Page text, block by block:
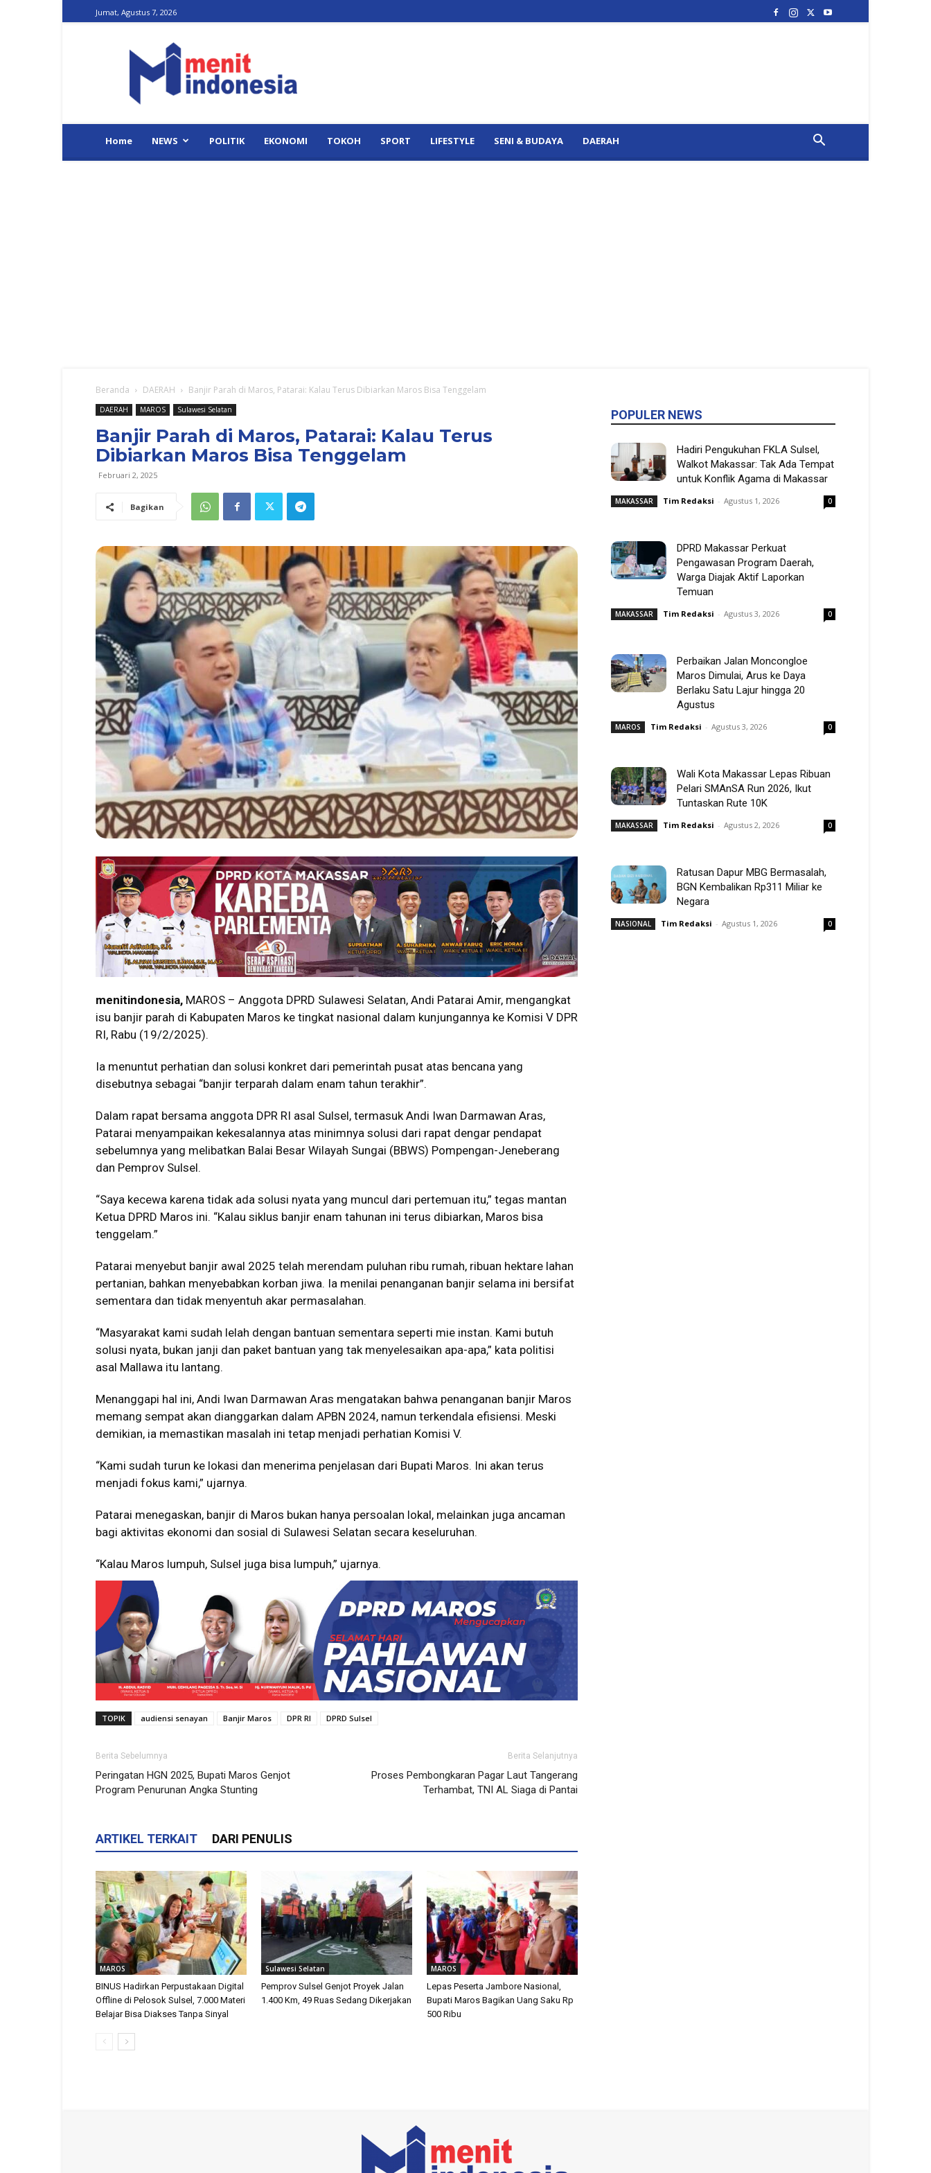
Jumat, Agustus 7, 2026
Indonesia
Home NEWS POLITIK EKONOMI TOKOH SPORT LIFESTYLE SENI & BUDAYA DAERAH
Beranda DAERAH Banjir Parah di Maros, Patarai: Kalau Terus Dibiarkan Maros Bisa Tenggelam
DAERAH MAROS Sulawesi Selatan
Banjir Parah di Maros, Patarai: Kalau Terus
Dibiarkan Maros Bisa Tenggelam
Februari 2, 2025
Bagikan
menitindonesia, MAROS – Anggota DPRD Sulawesi Selatan, Andi Patarai Amir, mengangkat
isu banjir parah di Kabupaten Maros ke tingkat nasional dalam kunjungannya ke Komisi V DPR
RI, Rabu (19/2/2025).
Ia menuntut perhatian dan solusi konkret dari pemerintah pusat atas bencana yang
disebutnya sebagai “banjir terparah dalam enam tahun terakhir”.
Dalam rapat bersama anggota DPR RI asal Sulsel, termasuk Andi Iwan Darmawan Aras,
Patarai menyampaikan kekesalannya atas minimnya solusi dari rapat dengar pendapat
sebelumnya yang melibatkan Balai Besar Wilayah Sungai (BBWS) Pompengan-Jeneberang
dan Pemprov Sulsel.
“Saya kecewa karena tidak ada solusi nyata yang muncul dari pertemuan itu,” tegas mantan
Ketua DPRD Maros ini. “Kalau siklus banjir enam tahunan ini terus dibiarkan, Maros bisa
tenggelam.”
Patarai menyebut banjir awal 2025 telah merendam puluhan ribu rumah, ribuan hektare lahan
pertanian, bahkan menyebabkan korban jiwa. Ia menilai penanganan banjir selama ini bersifat
sementara dan tidak menyentuh akar permasalahan.
“Masyarakat kami sudah lelah dengan bantuan sementara seperti mie instan. Kami butuh
solusi nyata, bukan janji dan paket bantuan yang tak menyelesaikan apa-apa,” kata politisi
asal Mallawa itu lantang.
Menanggapi hal ini, Andi Iwan Darmawan Aras mengatakan bahwa penanganan banjir Maros
memang sempat akan dianggarkan dalam APBN 2024, namun terkendala efisiensi. Meski
demikian, ia memastikan masalah ini tetap menjadi perhatian Komisi V.
“Kami sudah turun ke lokasi dan menerima penjelasan dari Bupati Maros. Ini akan terus
menjadi fokus kami,” ujarnya.
Patarai menegaskan, banjir di Maros bukan hanya persoalan lokal, melainkan juga ancaman
bagi aktivitas ekonomi dan sosial di Sulawesi Selatan secara keseluruhan.
“Kalau Maros lumpuh, Sulsel juga bisa lumpuh,” ujarnya.
TOPIK audiensi senayan Banjir Maros DPR RI DPRD Sulsel
Berita Sebelumnya
Peringatan HGN 2025, Bupati Maros Genjot
Program Penurunan Angka Stunting
Berita Selanjutnya
Proses Pembongkaran Pagar Laut Tangerang
Terhambat, TNI AL Siaga di Pantai
ARTIKEL TERKAIT DARI PENULIS
MAROS
BINUS Hadirkan Perpustakaan Digital
Offline di Pelosok Sulsel, 7.000 Materi
Belajar Bisa Diakses Tanpa Sinyal
Sulawesi Selatan
Pemprov Sulsel Genjot Proyek Jalan
1.400 Km, 49 Ruas Sedang Dikerjakan
MAROS
Lepas Peserta Jambore Nasional,
Bupati Maros Bagikan Uang Saku Rp
500 Ribu
POPULER NEWS
Hadiri Pengukuhan FKLA Sulsel,
Walkot Makassar: Tak Ada Tempat
untuk Konflik Agama di Makassar
MAKASSAR Tim Redaksi - Agustus 1, 2026 0
DPRD Makassar Perkuat
Pengawasan Program Daerah,
Warga Diajak Aktif Laporkan
Temuan
MAKASSAR Tim Redaksi - Agustus 3, 2026 0
Perbaikan Jalan Moncongloe
Maros Dimulai, Arus ke Daya
Berlaku Satu Lajur hingga 20
Agustus
MAROS Tim Redaksi - Agustus 3, 2026 0
Wali Kota Makassar Lepas Ribuan
Pelari SMAnSA Run 2026, Ikut
Tuntaskan Rute 10K
MAKASSAR Tim Redaksi - Agustus 2, 2026 0
Ratusan Dapur MBG Bermasalah,
BGN Kembalikan Rp311 Miliar ke
Negara
NASIONAL Tim Redaksi - Agustus 1, 2026 0